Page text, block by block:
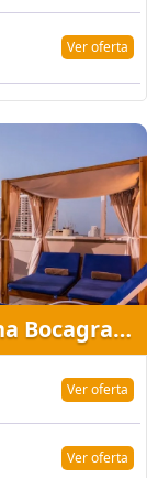
Ver oferta
Holiday Inn Express Cartagena Bocagrande
Ver oferta
Ver oferta